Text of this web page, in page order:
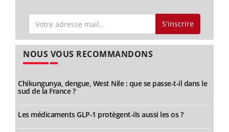
S'inscrire
NOUS VOUS RECOMMANDONS
Chikungunya, dengue, West Nile : que se passe-t-il dans le
sud de la France ?
Les médicaments GLP-1 protègent-ils aussi les os ?